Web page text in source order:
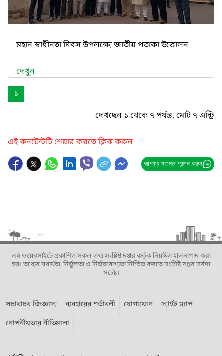
মহান স্বাধীনতা দিবস উপলক্ষ্যে জাতীয় পতাকা উত্তোলন
দেখুন
১
দেখছেন ১ থেকে ৭ পর্যন্ত, মোট ৭ এন্ট্রি
এই কনটেন্টটি শেয়ার করতে ক্লিক করুন
আপনার মতামত প্রদান করুন
এই ওয়েবসাইটে প্রকাশিত সকল তথ্য সংশ্লিষ্ট দপ্তর কর্তৃক নিয়মিত হালনাগাদ করা
হয়। তথ্যের যথার্থতা, নির্ভুলতা ও নির্ভরযোগ্যতা নিশ্চিত করতে সংশ্লিষ্ট দপ্তর সর্বদা
সচেষ্ট।
সচারাচর জিজ্ঞাস্য ব্যবহারের শর্তাবলী যোগাযোগ
স্যাইট ম্যাপ
গোপনীয়তার নীতিমালা